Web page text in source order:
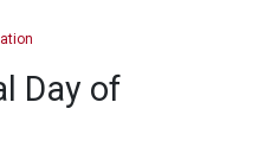
Day of